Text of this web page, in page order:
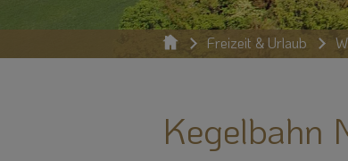
Freizeit & Urlaub
Kegelbahn